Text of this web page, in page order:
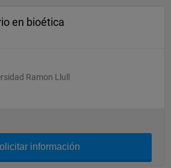
en bioética
Ramon Llull
información